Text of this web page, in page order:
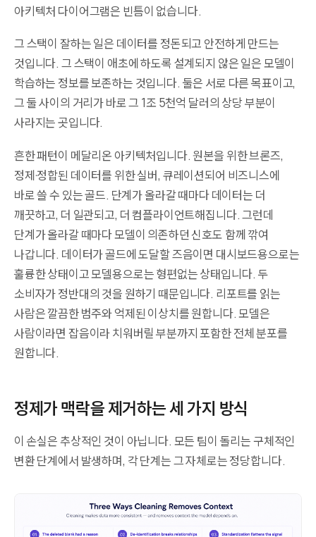
아키텍처 다이어그램은 빈틈이 없습니다.
그 스택이 잘하는 일은 데이터를 정돈되고 안전하게 만드는
것입니다. 그 스택이 애초에 하도록 설계되지 않은 일은 모델이
학습하는 정보를 보존하는 것입니다. 둘은 서로 다른 목표이고,
그 둘 사이의 거리가 바로 그 1조 5천억 달러의 상당 부분이
사라지는 곳입니다.
흔한 패턴이 메달리온 아키텍처입니다. 원본을 위한 브론즈,
정제·정합된 데이터를 위한 실버, 큐레이션되어 비즈니스에
바로 쓸 수 있는 골드. 단계가 올라갈 때마다 데이터는 더
깨끗하고, 더 일관되고, 더 컴플라이언트해집니다. 그런데
단계가 올라갈 때마다 모델이 의존하던 신호도 함께 깎여
나갑니다. 데이터가 골드에 도달할 즈음이면 대시보드용으로는
훌륭한 상태이고 모델용으로는 형편없는 상태입니다. 두
소비자가 정반대의 것을 원하기 때문입니다. 리포트를 읽는
사람은 깔끔한 범주와 억제된 이상치를 원합니다. 모델은
사람이라면 잡음이라 치워버릴 부분까지 포함한 전체 분포를
원합니다.
정제가 맥락을 제거하는 세 가지 방식
이 손실은 추상적인 것이 아닙니다. 모든 팀이 돌리는 구체적인
변환 단계에서 발생하며, 각 단계는 그 자체로는 정당합니다.